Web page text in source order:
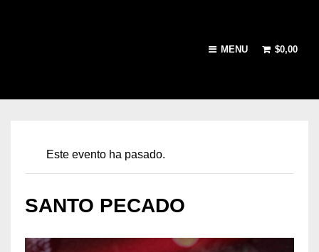
MENU $0,00
Este evento ha pasado.
SANTO PECADO